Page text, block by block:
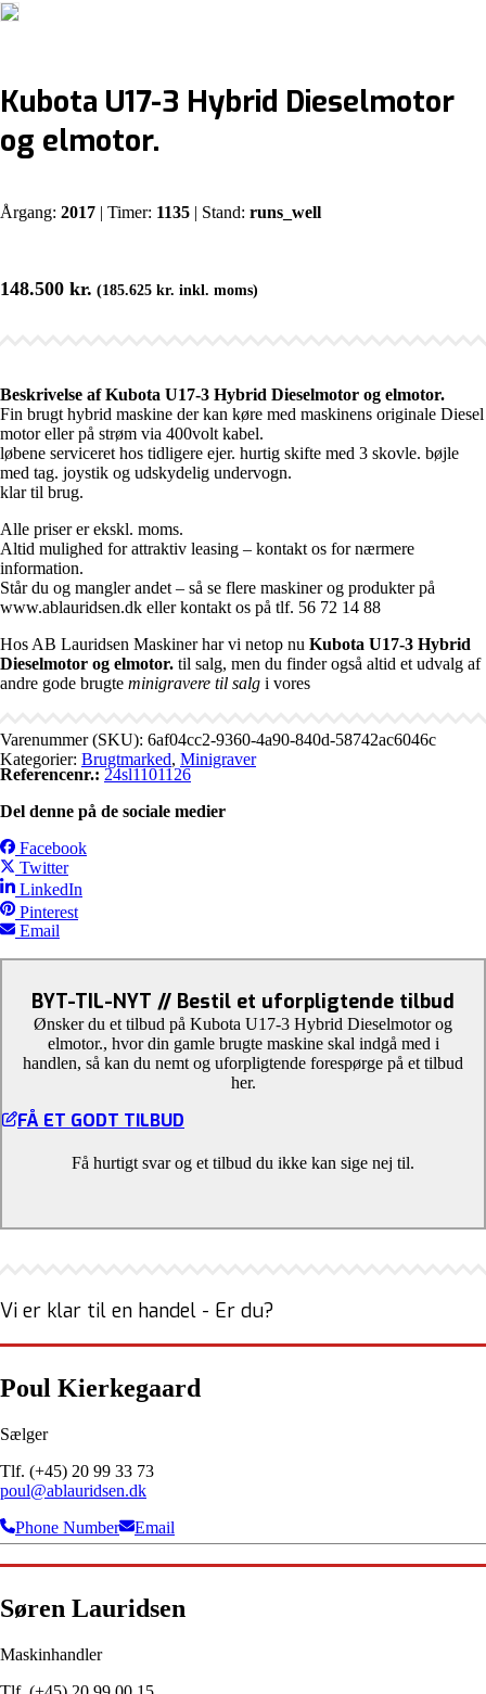
Kubota U17-3 Hybrid Dieselmotor
og elmotor.
Årgang: 2017 | Timer: 1135 | Stand: runs_well
148.500 kr. (185.625 kr. inkl. moms)
Beskrivelse af Kubota U17-3 Hybrid Dieselmotor og elmotor.
Fin brugt hybrid maskine der kan køre med maskinens originale Diesel
motor eller på strøm via 400volt kabel.
løbene serviceret hos tidligere ejer. hurtig skifte med 3 skovle. bøjle
med tag. joystik og udskydelig undervogn.
klar til brug.
Alle priser er ekskl. moms.
Altid mulighed for attraktiv leasing – kontakt os for nærmere
information.
Står du og mangler andet – så se flere maskiner og produkter på
www.ablauridsen.dk eller kontakt os på tlf. 56 72 14 88
Hos AB Lauridsen Maskiner har vi netop nu Kubota U17-3 Hybrid
Dieselmotor og elmotor. til salg, men du finder også altid et udvalg af
andre gode brugte minigravere til salg i vores
Varenummer (SKU): 6af04cc2-9360-4a90-840d-58742ac6046c
Kategorier: Brugtmarked, Minigraver
Referencenr.: 24sl1101126
Del denne på de sociale medier
Facebook
Twitter
LinkedIn
Pinterest
Email
BYT-TIL-NYT // Bestil et uforpligtende tilbud
Ønsker du et tilbud på Kubota U17-3 Hybrid Dieselmotor og
elmotor., hvor din gamle brugte maskine skal indgå med i
handlen, så kan du nemt og uforpligtende forespørge på et tilbud
her.
FÅ ET GODT TILBUD
Få hurtigt svar og et tilbud du ikke kan sige nej til.
Vi er klar til en handel - Er du?
Poul Kierkegaard
Sælger
Tlf. (+45) 20 99 33 73
poul@ablauridsen.dk
Phone Number
Email
Søren Lauridsen
Maskinhandler